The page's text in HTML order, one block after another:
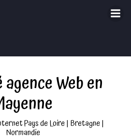
Web en
Pays de Loire | Bretagne |
Normandie